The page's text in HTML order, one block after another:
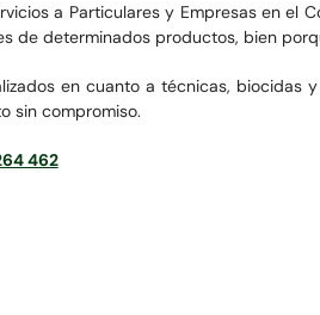
a Particulares y Empresas en
de determinados productos, bien
en cuanto a técnicas, biocidas
sin compromiso.
462